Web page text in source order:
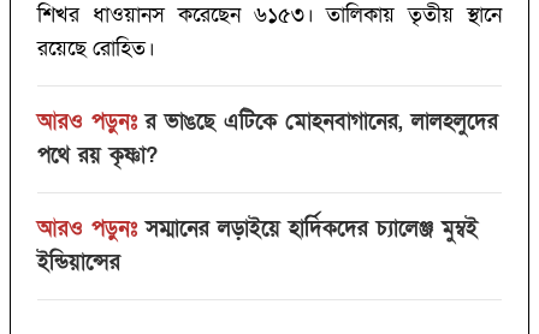
শিখর ধাওয়ানস করেছেন ৬১৫৩। তালিকায় তৃতীয় স্থানে
রয়েছে রোহিত।‌‌
আরও পড়ুনঃ র ভাঙছে এটিকে মোহনবাগানের, লালহলুদের
পথে রয় কৃষ্ণা?‌
আরও পড়ুনঃ সম্মানের লড়াইয়ে হার্দিকদের চ্যালেঞ্জ মুম্বই
ইন্ডিয়ান্সের